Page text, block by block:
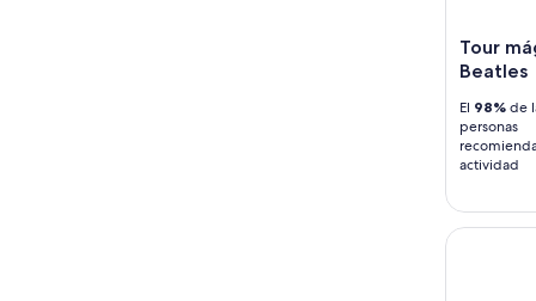
9
ago
ago
-
ago
Tour
Beatles
El 98% de
personas
actividad
Recorrido